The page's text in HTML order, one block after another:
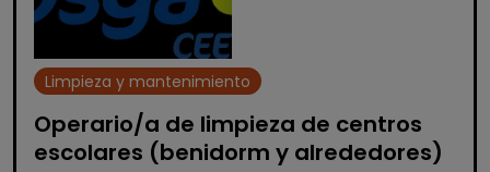
Limpieza y mantenimiento
Operario/a de limpieza de centros
escolares (benidorm y alrededores)